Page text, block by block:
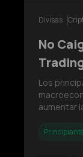
Divisas
No
EUR/
Los
aumentar
las